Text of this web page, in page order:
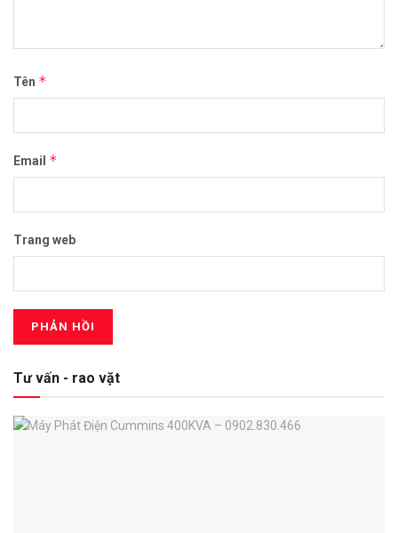
Tên *
Email *
Trang web
Tư vấn - rao vặt